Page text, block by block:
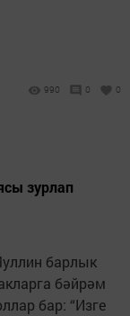
990 0 0
зурлап
барлык
бәйрәм
бар: “Изге